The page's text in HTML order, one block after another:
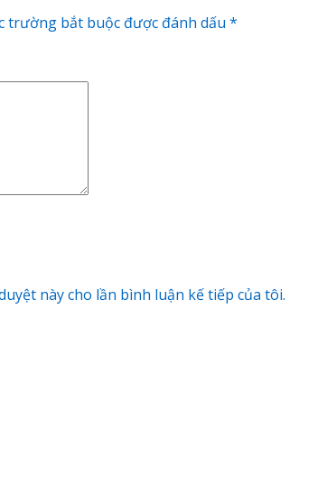
trường bắt buộc được đánh dấu *
này cho lần bình luận kế tiếp của tôi.